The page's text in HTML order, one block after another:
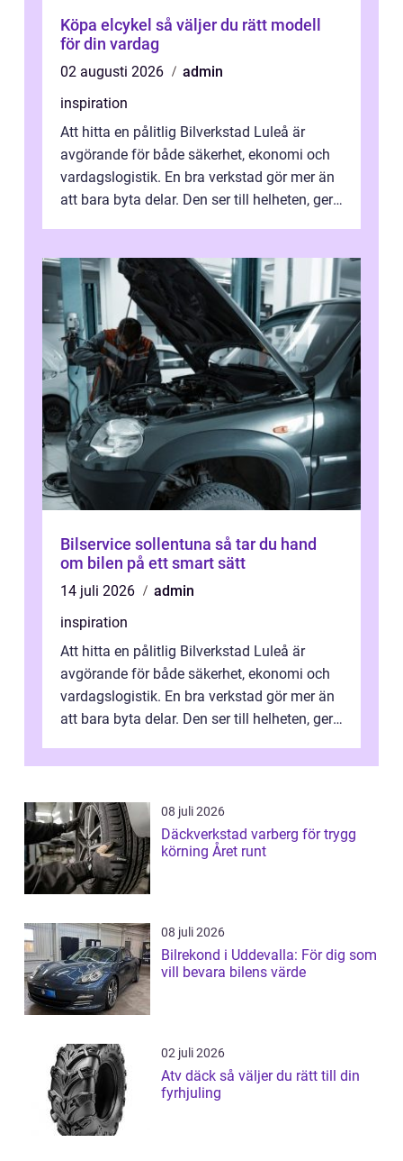
Köpa elcykel så väljer du rätt modell
för din vardag
02 augusti 2026
admin
inspiration
Att hitta en pålitlig Bilverkstad Luleå är
avgörande för både säkerhet, ekonomi och
vardagslogistik. En bra verkstad gör mer än
att bara byta delar. Den ser till helheten, ger
Bilservice sollentuna så tar du hand
om bilen på ett smart sätt
14 juli 2026
admin
inspiration
Att hitta en pålitlig Bilverkstad Luleå är
avgörande för både säkerhet, ekonomi och
vardagslogistik. En bra verkstad gör mer än
att bara byta delar. Den ser till helheten, ger
08 juli 2026
Däckverkstad varberg för trygg
körning Året runt
08 juli 2026
Bilrekond i Uddevalla: För dig som
vill bevara bilens värde
02 juli 2026
Atv däck så väljer du rätt till din
fyrhjuling